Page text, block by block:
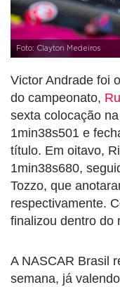
Foto: Clayton Medeiros
Victor Andrade foi
do campeonato,
sexta colocação
1min38s501 e
título. Em oitavo,
1min38s680,
Tozzo, que
respectivamente.
finalizou dentro do
A NASCAR Brasil
semana, já